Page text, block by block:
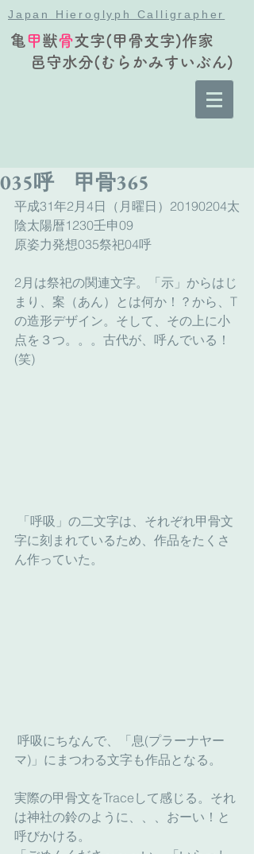
Japan Hieroglyph Calligrapher
亀甲獣骨文字(甲骨文字)作家
邑守水分(むらかみすいぶん)
035呼 甲骨365
平成31年2月4日（月曜日）20190204太
陰太陽暦1230壬申09
原姿力発想035祭祀04呼
2月は祭祀の関連文字。「示」からはじ
まり、案（あん）とは何か！？から、T
の造形デザイン。そして、その上に小
点を３つ。。。古代が、呼んでいる！
(笑)
字に刻まれているため、作品をたくさ
ん作っていた。
マ)」にまつわる文字も作品となる。
実際の甲骨文をTraceして感じる。それ
は神社の鈴のように、、、おーい！と
呼びかける。